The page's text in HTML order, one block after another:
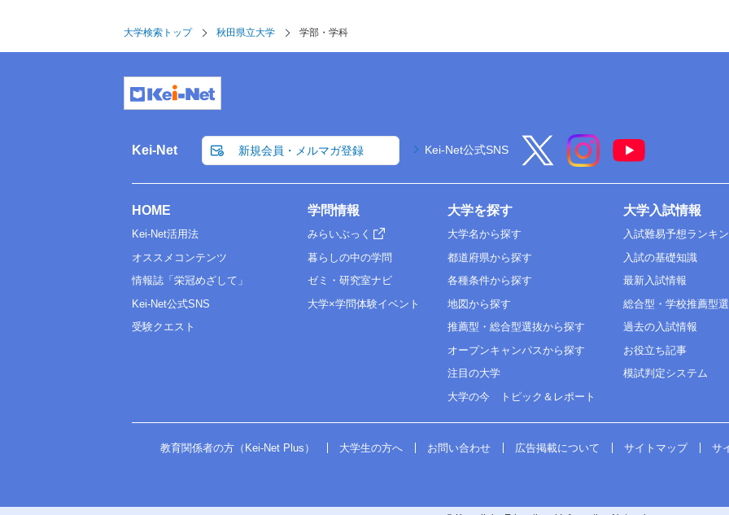
大学検索トップ 秋田県立大学 学部・学科
Kei-Net 新規会員・メルマガ登録 Kei-Net公式SNS
HOME
Kei-Net活用法
オススメコンテンツ
情報誌「栄冠めざして」
Kei-Net公式SNS
受験クエスト
学問情報
みらいぶっく
暮らしの中の学問
ゼミ・研究室ナビ
大学×学問体験イベント
大学を探す
大学名から探す
都道府県から探す
各種条件から探す
地図から探す
推薦型・総合型選抜から探す
オープンキャンパスから探す
注目の大学
大学の今 トピック＆レポート
大学入試情報
入試難易予想ランキ
入試の基礎知識
最新入試情報
総合型・学校推薦型
過去の入試情報
お役立ち記事
模試判定システム
教育関係者の方（Kei-Net Plus） 大学生の方へ お問い合わせ 広告掲載について サイトマップ サ